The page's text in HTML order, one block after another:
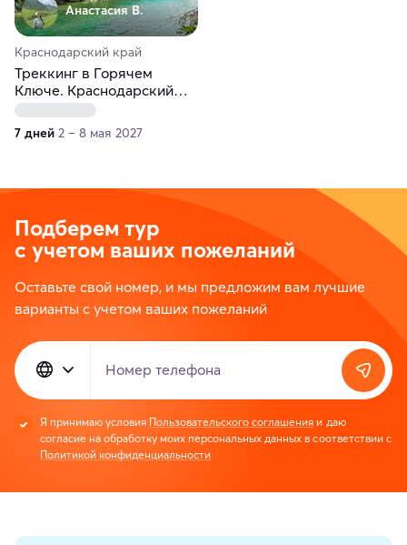
Анастасия В.
Краснодарский край
Треккинг в Горячем
Ключе. Краснодарский
край
7 дней 2 – 8 мая 2027
Подберем тур
с учетом ваших пожеланий
Оставьте свой номер, и мы предложим вам лучшие
варианты с учетом ваших пожеланий
Номер телефона
Я принимаю условия Пользовательского соглашения и даю
согласие на обработку моих персональных данных в соответствии с
Политикой конфиденциальности